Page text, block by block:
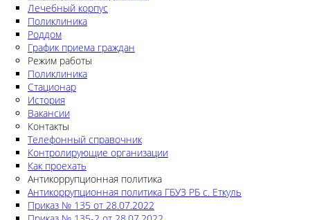
Лечебный корпус
Поликлиника
Роддом
График приема граждан
Режим работы
Поликлиника
Стационар
История
Вакансии
Контакты
Телефонный справочник
Контролирующие организации
Как проехать
Антикоррупционная политика
Антикоррупционная политика ГБУЗ РБ с. Еткуль
Приказ № 135 от 28.07.2022